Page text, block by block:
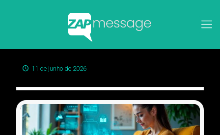
11 de junho de 2026